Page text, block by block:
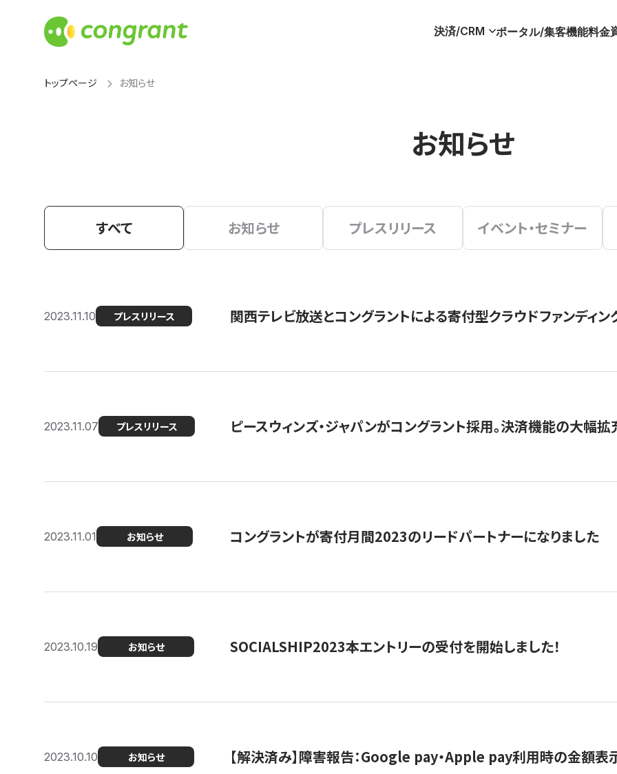
決済/CRM ポータル/集客機能料金
トップページ お知らせ
お知らせ
すべて お知らせ プレスリリース イベント・セミナー
2023.11.10 プレスリリース 関西テレビ放送とコングラントによる寄付型クラウドファンディ
2023.11.07 プレスリリース ピースウィンズ・ジャパンがコングラント採用。決済機能の大幅
2023.11.01 お知らせ コングラントが寄付月間2023のリードパートナーになりました
2023.10.19 お知らせ SOCIALSHIP2023本エントリーの受付を開始しました！
2023.10.10 お知らせ 【解決済み】障害報告：Google pay・Apple pay利用時の金額表